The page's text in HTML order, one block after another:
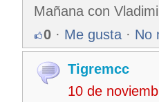
Mañana con
0 · Me gusta · No
Tigremcc
10 de